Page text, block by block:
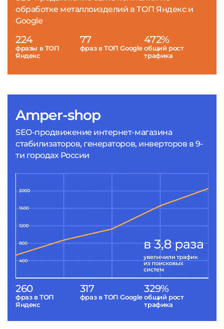
Amper-shop
SEO-продвижение интернет-магазина
стабилизаторов, генераторов, инверторов в 9-
ти городах России
260
фраз в ТОП
Яндекс
317
фраз в ТОП Google
329%
общий рост
трафика
обработке металлоизделий в ТОП Яндекс и
Google
224
фразы в ТОП
Яндекс
77
фраз в ТОП Google
472%
общий рост
трафика